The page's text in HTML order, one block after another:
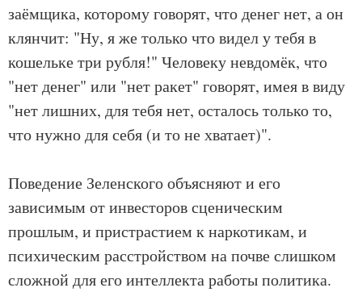
заёмщика, которому говорят, что денег нет, а он
клянчит: "Ну, я же только что видел у тебя в
кошельке три рубля!" Человеку невдомёк, что
"нет денег" или "нет ракет" говорят, имея в виду
"нет лишних, для тебя нет, осталось только то,
что нужно для себя (и то не хватает)".
Поведение Зеленского объясняют и его
зависимым от инвесторов сценическим
прошлым, и пристрастием к наркотикам, и
психическим расстройством на почве слишком
сложной для его интеллекта работы политика.